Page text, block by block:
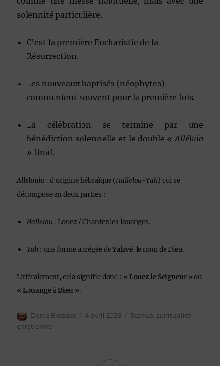
solennité particulière.
C’est la première Eucharistie de la
Résurrection.
Les nouveaux baptisés (néophytes)
communient souvent pour la première fois.
La célébration se termine par une
bénédiction solennelle et le double « Alléluia
» final.
Allélouia : d’origine hébraïque (Hallelou-Yah) qui se
décompose en deux parties :
Hallelou : Louez / Chantez les louanges.
Yah : une forme abrégée deYahvé, le nom de Dieu.
Littéralement, cela signifie donc : « Louez le Seigneur » ou
« Louange à Dieu ».
Auteur
Denis Brossier
Publié
4 avril 2026 Catégories
Jeshua, spiritualité
chrétienne